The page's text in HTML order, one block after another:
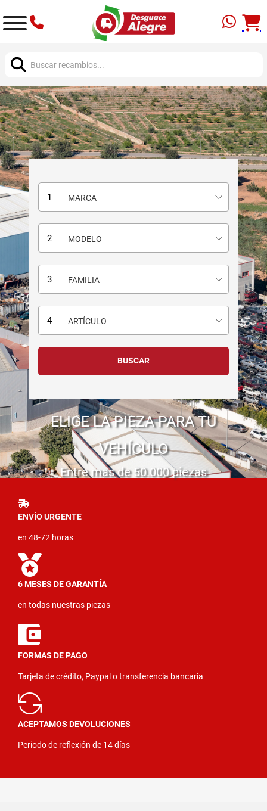
MARCA
MODELO
FAMILIA
ARTÍCULO
ELIGE LA PIEZA PARA TU
VEHÍCULO
Entre mas de 50.000 piezas
ENVÍO URGENTE
en 48-72 horas
6 MESES DE GARANTÍA
en todas nuestras piezas
FORMAS DE PAGO
Tarjeta de crédito, Paypal o transferencia bancaria
ACEPTAMOS DEVOLUCIONES
Periodo de reflexión de 14 días